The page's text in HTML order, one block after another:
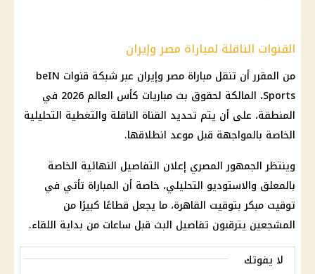
القنوات الناقلة لمباراة مصر وإيران
من المقرر أن تنقل مباراة مصر وإيران
عبر شبكة قنوات beIN
Sports، المالكة لحقوق بث مباريات
كأس العالم 2026
في
المنطقة، على أن يتم تحديد القناة الناقلة والتغطية التحليلية
الخاصة بالمواجهة قبل موعد انطلاقها.
وينتظر الجمهور المصري إعلان التفاصيل النهائية الخاصة
بالمعلق والاستوديو التحليلي، خاصة أن المباراة تأتي في
توقيت مبكر بتوقيت القاهرة، ما يجعل قطاعًا كبيرًا من
المشجعين يترقبون تفاصيل البث قبل ساعات من بداية اللقاء.
لا يفوتك